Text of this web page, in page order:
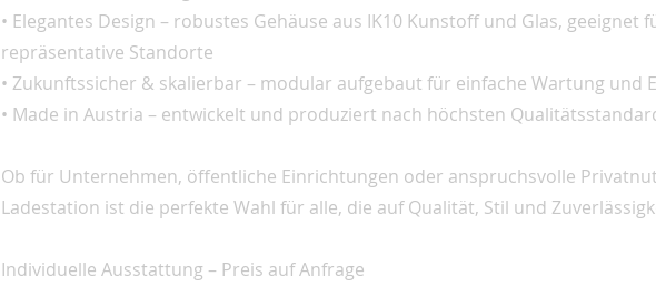
• Elegantes Design – robustes Gehäuse aus IK10 Kunstoff und Glas, geeignet
repräsentative Standorte
• Zukunftssicher & skalierbar – modular aufgebaut für einfache Wartung und
• Made in Austria – entwickelt und produziert nach höchsten
Ob für Unternehmen, öffentliche Einrichtungen oder anspruchsvolle
Ladestation ist die perfekte Wahl für alle, die auf Qualität, Stil und
Individuelle Ausstattung – Preis auf Anfrage